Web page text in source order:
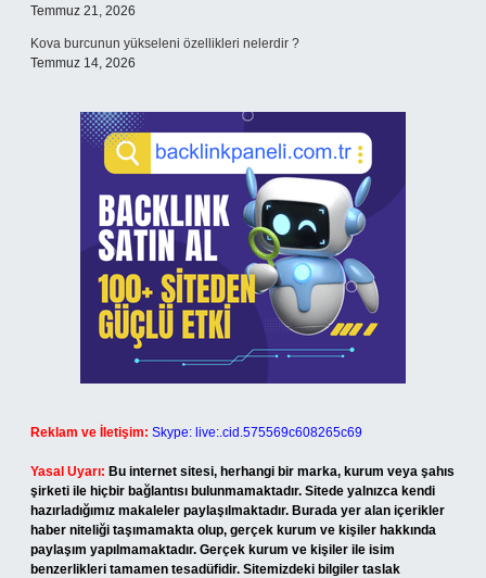
Temmuz 21, 2026
Kova burcunun yükseleni özellikleri nelerdir ?
Temmuz 14, 2026
Reklam ve İletişim: Skype: live:.cid.575569c608265c69
Yasal Uyarı: Bu internet sitesi, herhangi bir marka, kurum veya şahıs
şirketi ile hiçbir bağlantısı bulunmamaktadır. Sitede yalnızca kendi
hazırladığımız makaleler paylaşılmaktadır. Burada yer alan içerikler
haber niteliği taşımamakta olup, gerçek kurum ve kişiler hakkında
paylaşım yapılmamaktadır. Gerçek kurum ve kişiler ile isim
benzerlikleri tamamen tesadüfidir. Sitemizdeki bilgiler taslak